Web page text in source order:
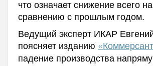
что означает снижение всего
сравнению с прошлым годом.
Ведущий эксперт ИКАР
поясняет изданию
падение производства